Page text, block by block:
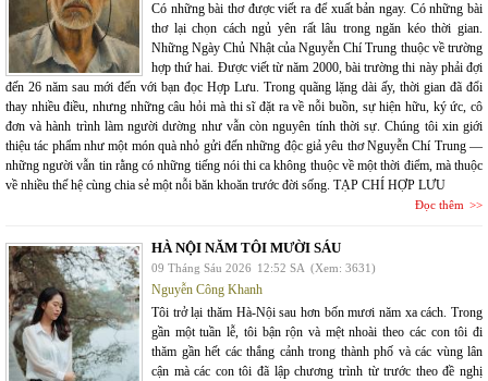
Có những bài thơ được viết ra để xuất bản ngay. Có những bài
thơ lại chọn cách ngủ yên rất lâu trong ngăn kéo thời gian.
Những Ngày Chủ Nhật của Nguyễn Chí Trung thuộc về trường
hợp thứ hai. Được viết từ năm 2000, bài trường thi này phải đợi
đến 26 năm sau mới đến với bạn đọc Hợp Lưu. Trong quãng lặng dài ấy, thời gian đã đổi
thay nhiều điều, nhưng những câu hỏi mà thi sĩ đặt ra về nỗi buồn, sự hiện hữu, ký ức, cô
đơn và hành trình làm người dường như vẫn còn nguyên tính thời sự. Chúng tôi xin giới
thiệu tác phẩm như một món quà nhỏ gửi đến những độc giả yêu thơ Nguyễn Chí Trung —
những người vẫn tin rằng có những tiếng nói thi ca không thuộc về một thời điểm, mà thuộc
về nhiều thế hệ cùng chia sẻ một nỗi băn khoăn trước đời sống. TẠP CHÍ HỢP LƯU
Đọc thêm
HÀ NỘI NĂM TÔI MƯỜI SÁU
09 Tháng Sáu 2026 12:52 SA (Xem: 3631)
Nguyễn Công Khanh
Tôi trở lại thăm Hà-Nội sau hơn bốn mươi năm xa cách. Trong
gần một tuần lễ, tôi bận rộn và mệt nhoài theo các con tôi đi
thăm gần hết các thắng cảnh trong thành phố và các vùng lân
cận mà các con tôi đã lập chương trình từ trước theo đề nghị